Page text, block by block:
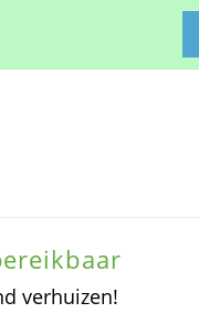
verhuizen!